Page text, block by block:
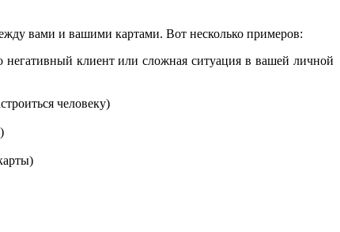
вами и вашими картами. Вот несколько примеров:
клиент или сложная ситуация в вашей личной
человеку)